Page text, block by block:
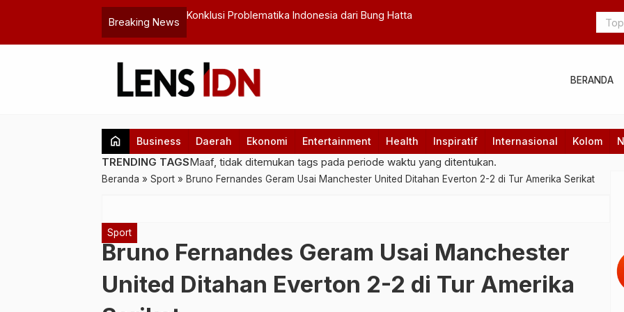
Breaking News
Pastikan Kesiapan Kelistrikan Nataru 2025/2026, PLN Nusa Daya Unit Pelaksana
Presiden
BERANDA
home Business Daerah Ekonomi Entertainment Health Inspiratif Internasional Kolom
TRENDING TAGSMaaf, tidak ditemukan tags pada periode waktu yang ditentukan.
Beranda » Sport » Bruno Fernandes Geram Usai Manchester United Ditahan Everton 2-2 di Tur Amerika Serikat
Sport
Bruno Fernandes Geram Usai Manchester
United Ditahan Everton 2-2 di Tur Amerika